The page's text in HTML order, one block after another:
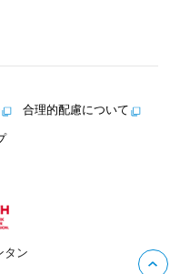
合理的配慮について
タン